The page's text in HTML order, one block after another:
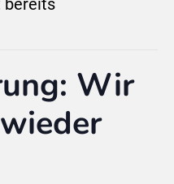
bereits
Wir